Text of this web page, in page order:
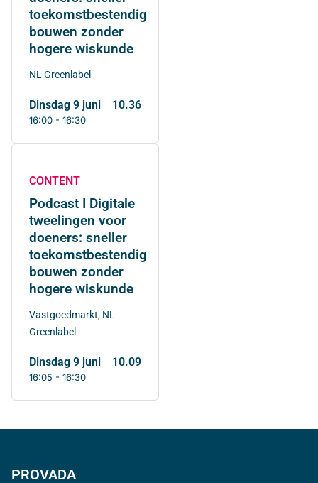
toekomstbestendig
bouwen zonder
hogere wiskunde
NL Greenlabel
dinsdag 9 juni
16:00 - 16:30
10.36
CONTENT
Podcast I Digitale
tweelingen voor
doeners: sneller
toekomstbestendig
bouwen zonder
hogere wiskunde
Vastgoedmarkt, NL
Greenlabel
dinsdag 9 juni
16:05 - 16:30
10.09
PROVADA